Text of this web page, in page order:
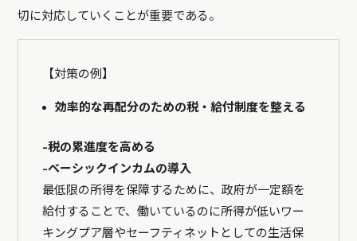
切に対応していくことが重要である。
【対策の例】
効率的な再配分のための税・給付制度を整える
-税の累進度を高める
-ベーシックインカムの導入
最低限の所得を保障するために、政府が一定額を
給付することで、働いているのに所得が低いワー
キングプア層やセーフティネットとしての生活保